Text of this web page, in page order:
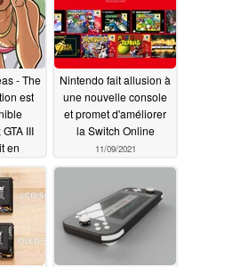
techniques11/13/2021
- The
est
III
en
2021
Nintendo fait allusion à
une nouvelle console
et promet d'améliorer
la Switch Online
11/09/2021